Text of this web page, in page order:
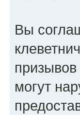
Вы
могут